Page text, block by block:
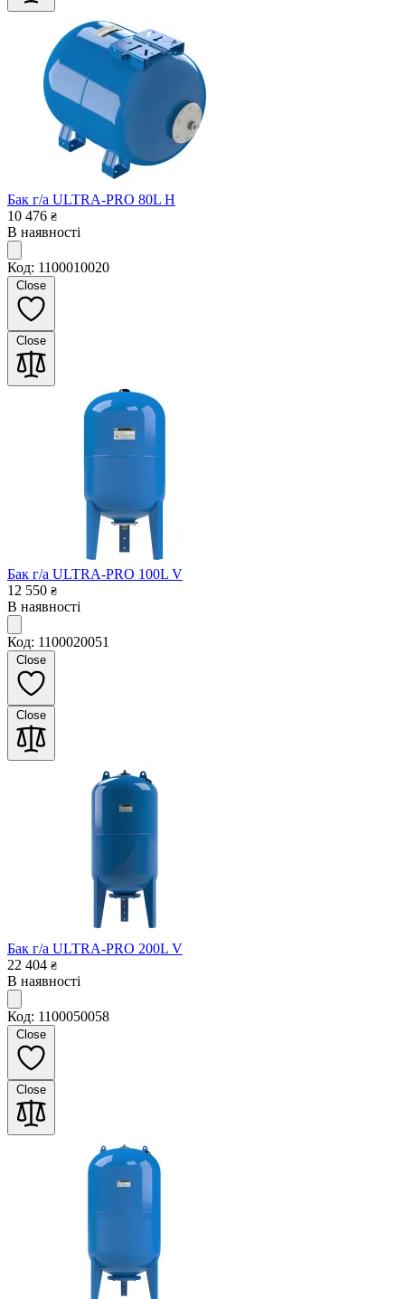
Бак г/а ULTRA-PRO 80L H
10 476 ₴
В наявності
Код: 1100010020
Close
Close
Бак г/а ULTRA-PRO 100L V
12 550 ₴
В наявності
Код: 1100020051
Close
Close
Бак г/а ULTRA-PRO 200L V
22 404 ₴
В наявності
Код: 1100050058
Close
Close